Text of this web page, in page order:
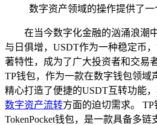
数字资产领域的操作提供了一
在当今数字化金融的汹涌浪潮
与日俱增，USDT作为一种稳定币
著特性，成为了广大投资者和交易
TP钱包，作为一款在数字钱包领域
精心打造了便捷的USDT互转功能
数字资产流转方面的迫切需求。
TokenPocket钱包，是一款具备多